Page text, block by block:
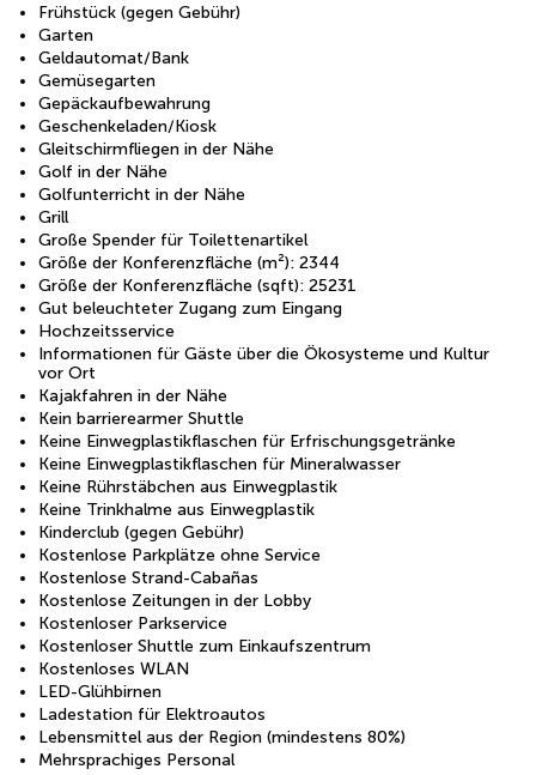
Frühstück (gegen Gebühr)
Garten
Geldautomat/Bank
Gemüsegarten
Gepäckaufbewahrung
Geschenkeladen/Kiosk
Gleitschirmfliegen in der Nähe
Golf in der Nähe
Golfunterricht in der Nähe
Grill
Große Spender für Toilettenartikel
Größe der Konferenzfläche (m²): 2344
Größe der Konferenzfläche (sqft): 25231
Gut beleuchteter Zugang zum Eingang
Hochzeitsservice
Informationen für Gäste über die Ökosysteme und Kultur
vor Ort
Kajakfahren in der Nähe
Kein barrierearmer Shuttle
Keine Einwegplastikflaschen für Erfrischungsgetränke
Keine Einwegplastikflaschen für Mineralwasser
Keine Rührstäbchen aus Einwegplastik
Keine Trinkhalme aus Einwegplastik
Kinderclub (gegen Gebühr)
Kostenlose Parkplätze ohne Service
Kostenlose Strand-Cabañas
Kostenlose Zeitungen in der Lobby
Kostenloser Parkservice
Kostenloser Shuttle zum Einkaufszentrum
Kostenloses WLAN
LED-Glühbirnen
Ladestation für Elektroautos
Lebensmittel aus der Region (mindestens 80%)
Mehrsprachiges Personal